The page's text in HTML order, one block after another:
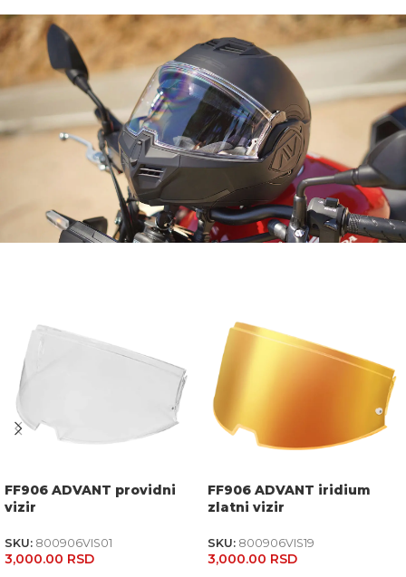
FF906 ADVANT providni
vizir
SKU: 800906VIS01
3,000.00 RSD
FF906 ADVANT iridium
zlatni vizir
SKU: 800906VIS19
3,000.00 RSD